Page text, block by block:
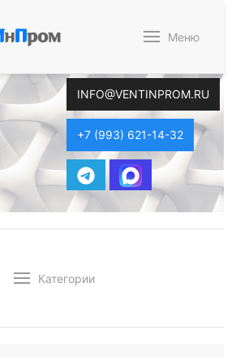
нПром Меню
INFO@VENTINPROM.RU
+7 (993) 621-14-32
Категории